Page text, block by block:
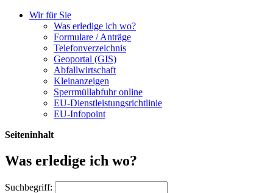
Wir für Sie
Was erledige ich wo?
Formulare / Anträge
Telefonverzeichnis
Geoportal (GIS)
Abfallwirtschaft
Kleinanzeigen
Sperrmüllabfuhr online
EU-Dienstleistungsrichtlinie
EU-Infopoint
Seiteninhalt
Was erledige ich wo?
Suchbegriff: